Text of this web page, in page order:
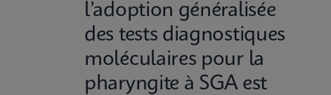
l’adoption généralisée
des tests diagnostiques
moléculaires pour la
pharyngite à SGA est